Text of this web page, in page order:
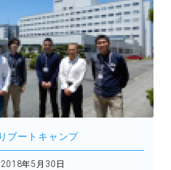
ブートキャンプ
年5月30日